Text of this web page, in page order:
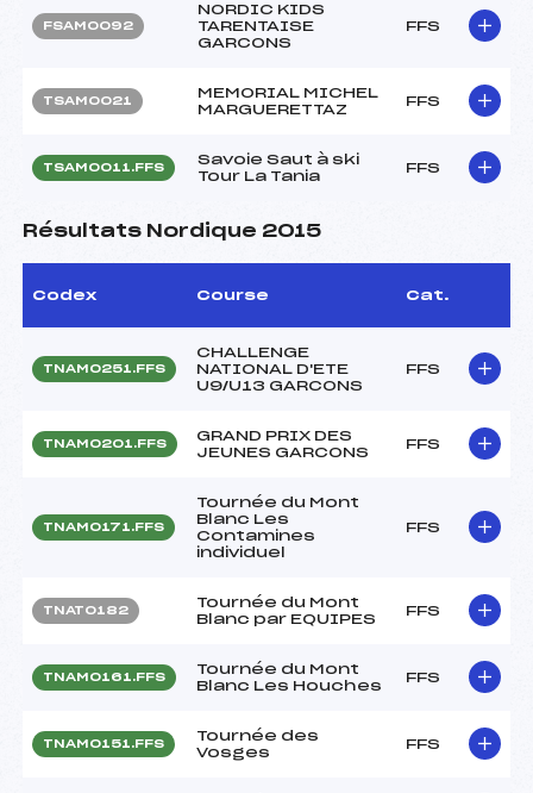
FSAM0092
NORDIC KIDS
TARENTAISE
GARCONS
FFS
TSAM0021
MEMORIAL MICHEL
MARGUERETTAZ
FFS
TSAM0011.FFS
Savoie Saut à ski
Tour La Tania
FFS
Résultats Nordique 2015
Codex Course Cat.
TNAM0251.FFS
CHALLENGE
NATIONAL D'ETE
U9/U13 GARCONS
FFS
TNAM0201.FFS
GRAND PRIX DES
JEUNES GARCONS
FFS
TNAM0171.FFS
Tournée du Mont
Blanc Les
Contamines
individuel
FFS
TNAT0182
Tournée du Mont
Blanc par EQUIPES
FFS
TNAM0161.FFS
Tournée du Mont
Blanc Les Houches
FFS
TNAM0151.FFS
Tournée des
Vosges
FFS